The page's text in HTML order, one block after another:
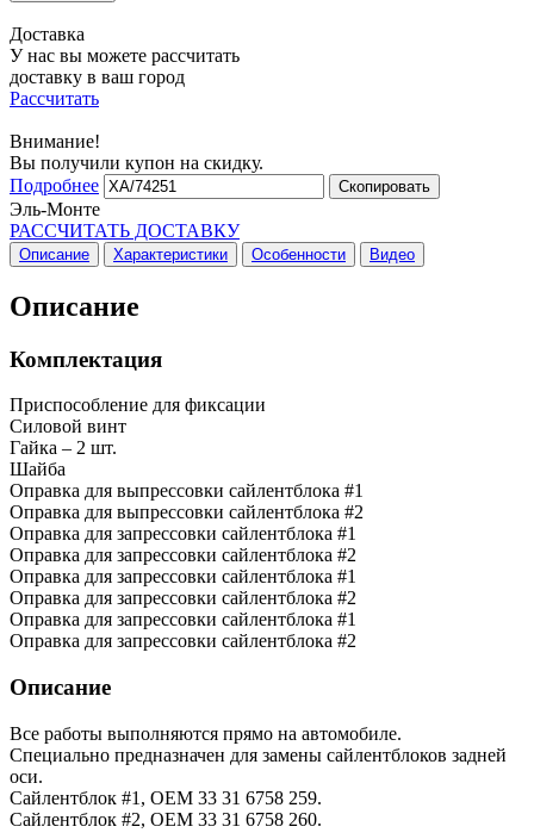
Доставка
У нас вы можете рассчитать
доставку в ваш город
Рассчитать
Внимание!
Вы получили купон на скидку.
Подробнее
Скопировать
Эль-Монте
РАССЧИТАТЬ ДОСТАВКУ
Описание Характеристики Особенности Видео
Описание
Комплектация
Приспособление для фиксации
Силовой винт
Гайка – 2 шт.
Шайба
Оправка для выпрессовки сайлентблока #1
Оправка для выпрессовки сайлентблока #2
Оправка для запрессовки сайлентблока #1
Оправка для запрессовки сайлентблока #2
Оправка для запрессовки сайлентблока #1
Оправка для запрессовки сайлентблока #2
Оправка для запрессовки сайлентблока #1
Оправка для запрессовки сайлентблока #2
Описание
Все работы выполняются прямо на автомобиле.
Специально предназначен для замены сайлентблоков задней
оси.
Сайлентблок #1, ОЕМ 33 31 6758 259.
Сайлентблок #2, ОЕМ 33 31 6758 260.